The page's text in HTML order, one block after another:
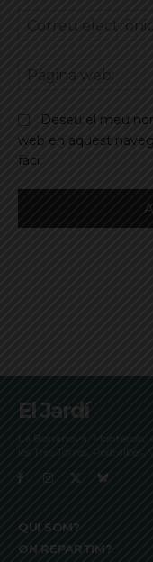
Deseu el meu
web en aquest
faci.
El Jardí
La Bonanova, Monterols,
les Tres Torres,
QUI SOM?
ON REPARTIM?